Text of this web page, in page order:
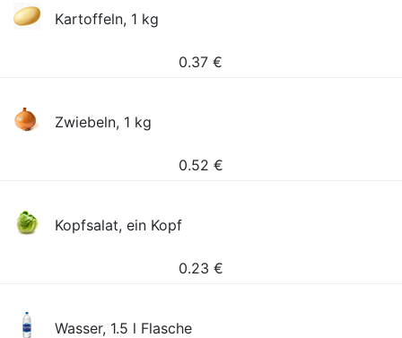
Kartoffeln, 1 kg
0.37 €
Zwiebeln, 1 kg
0.52 €
Kopfsalat, ein Kopf
0.23 €
Wasser, 1.5 l Flasche